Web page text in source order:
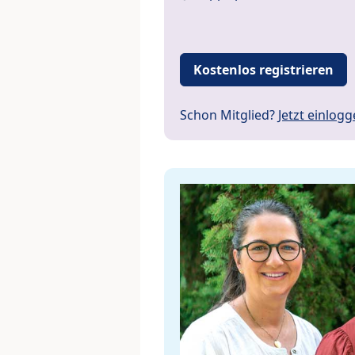
Kostenlos registrieren
Schon Mitglied? Jetzt